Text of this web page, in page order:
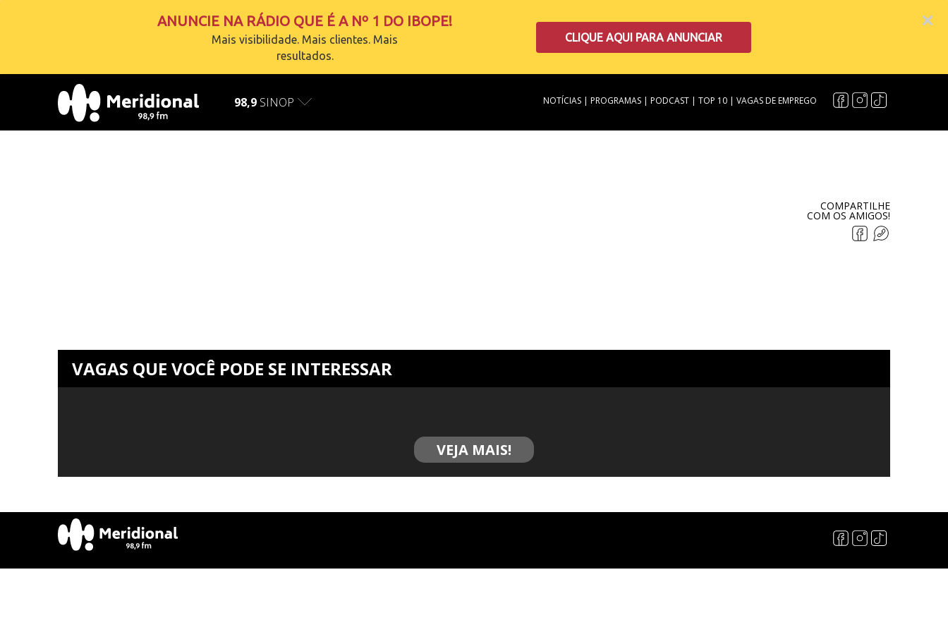
ANUNCIE NA RÁDIO QUE É A Nº 1 DO IBOPE!
Mais visibilidade. Mais clientes. Mais
resultados.
CLIQUE AQUI PARA ANUNCIAR
98,9 SINOP VAGAS DE EMPREGO
|
TOP 10
|
PODCAST
|
PROGRAMAS
|
NOTÍCIAS
COMPARTILHE
COM OS AMIGOS!
VAGAS QUE VOCÊ PODE SE INTERESSAR
VEJA MAIS!